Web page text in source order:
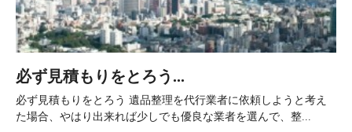
必ず見積もりをとろう...
必ず見積もりをとろう 遺品整理を代行業者に依頼しようと考え
た場合、やはり出来れば少しでも優良な業者を選んで、整...